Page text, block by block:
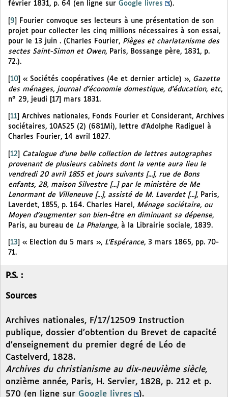
février 1831, p. 64 (en ligne sur Google livres ).
9
Fourier convoque ses lecteurs à une présentation de son
projet pour collecter les cinq millions nécessaires à son essai,
pour le 13 juin . (Charles Fourier, Pièges et charlatanisme des
sectes Saint-Simon et Owen, Paris, Bossange père, 1831, p.
72.).
[10] « Sociétés coopératives (4e et dernier article) », Gazette
des ménages, journal d’économie domestique, d’éducation, etc,
n° 29, jeudi [17] mars 1831.
11
Archives nationales, Fonds Fourier et Considerant, Archives
sociétaires, 10AS25 (2) (681Mi), lettre d’Adolphe Radiguel à
Charles Fourier, 14 avril 1827.
[12] Catalogue d’une belle collection de lettres autographes
provenant de plusieurs cabinets dont la vente aura lieu le
vendredi 20 avril 1855 et jours suivants [...], rue de Bons
enfants, 28, maison Silvestre [...] par le ministère de Me
Lenormant de Villeneuve [...], assisté de M. Laverdet [...], Paris,
Laverdet, 1855, p. 164. Charles Harel, Ménage sociétaire, ou
Moyen d’augmenter son bien-être en diminuant sa dépense,
Paris, au bureau de La Phalange, à la Librairie sociale, 1839.
13 « Election du 5 mars », L’Espérance, 3 mars 1865, pp. 70-
71.
P.S. :
Sources
Archives nationales, F/17/12509 Instruction
publique, dossier d’obtention du Brevet de capacité
d’enseignement du premier degré de Léo de
Castelverd, 1828.
Archives du christianisme au dix-neuvième siècle,
onzième année, Paris, H. Servier, 1828, p. 212 et p.
570 (en ligne sur Google livres
).